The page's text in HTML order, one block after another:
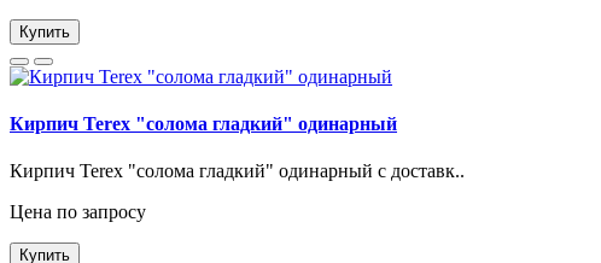
Купить
Кирпич Terex "солома гладкий" одинарный
Кирпич Terex "солома гладкий" одинарный с доставк..
Цена по запросу
Купить